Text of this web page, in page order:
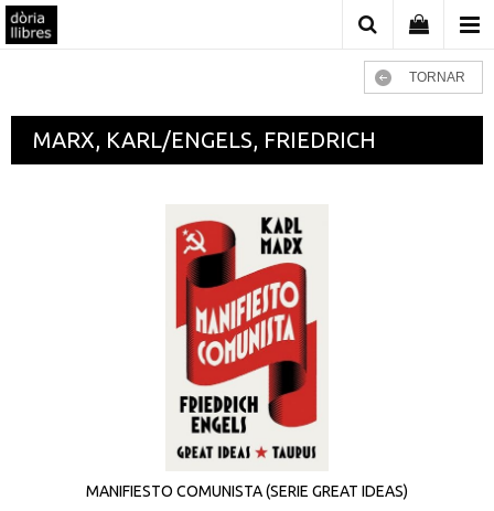
TORNAR
MARX, KARL/ENGELS, FRIEDRICH
MANIFIESTO COMUNISTA (SERIE GREAT IDEAS)